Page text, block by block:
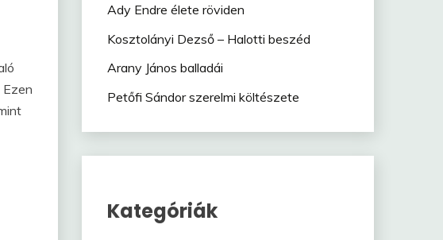
Ady Endre élete röviden
Kosztolányi Dezső – Halotti beszéd
Arany János balladái
Petőfi Sándor szerelmi költészete
Kategóriák